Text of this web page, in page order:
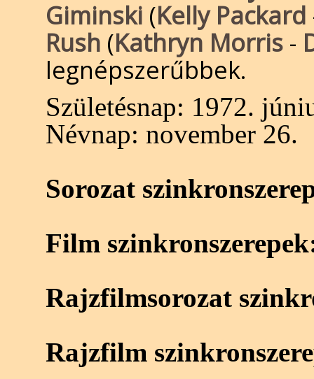
Giminski (Kelly Packard
Rush (Kathryn Morris -
legnépszerűbbek.
Születésnap: 1972.
Névnap: november 26.
Sorozat
Film
Rajzfilmsorozat
Rajzfilm